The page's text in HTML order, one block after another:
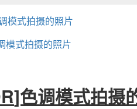
模式拍摄的照片
模式拍摄的照片
]色调模式拍摄